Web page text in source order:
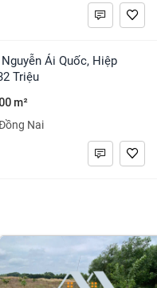
Triệu
m²
Nai